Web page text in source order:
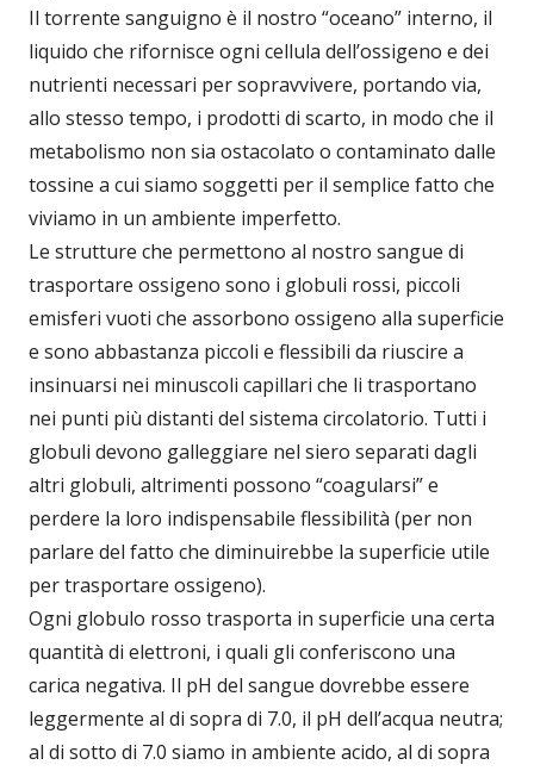
Il torrente sanguigno è il nostro “oceano” interno, il
liquido che rifornisce ogni cellula dell’ossigeno e dei
nutrienti necessari per sopravvivere, portando via,
allo stesso tempo, i prodotti di scarto, in modo che il
metabolismo non sia ostacolato o contaminato dalle
tossine a cui siamo soggetti per il semplice fatto che
viviamo in un ambiente imperfetto.
Le strutture che permettono al nostro sangue di
trasportare ossigeno sono i globuli rossi, piccoli
emisferi vuoti che assorbono ossigeno alla superficie
e sono abbastanza piccoli e flessibili da riuscire a
insinuarsi nei minuscoli capillari che li trasportano
nei punti più distanti del sistema circolatorio. Tutti i
globuli devono galleggiare nel siero separati dagli
altri globuli, altrimenti possono “coagularsi” e
perdere la loro indispensabile flessibilità (per non
parlare del fatto che diminuirebbe la superficie utile
per trasportare ossigeno).
Ogni globulo rosso trasporta in superficie una certa
quantità di elettroni, i quali gli conferiscono una
carica negativa. Il pH del sangue dovrebbe essere
leggermente al di sopra di 7.0, il pH dell’acqua neutra;
al di sotto di 7.0 siamo in ambiente acido, al di sopra